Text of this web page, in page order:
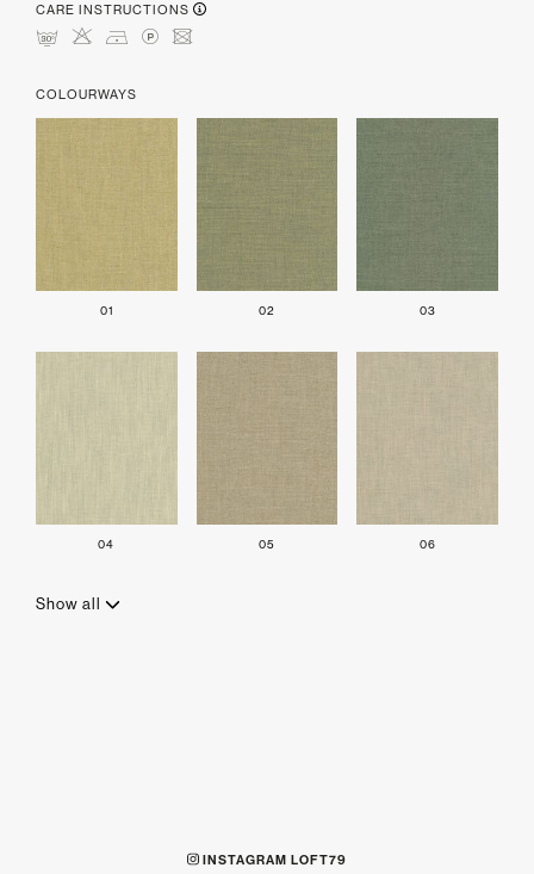
CARE INSTRUCTIONS
mHDLU
COLOURWAYS
01 02 03
04 05 06
Show all
INSTAGRAM LOFT79